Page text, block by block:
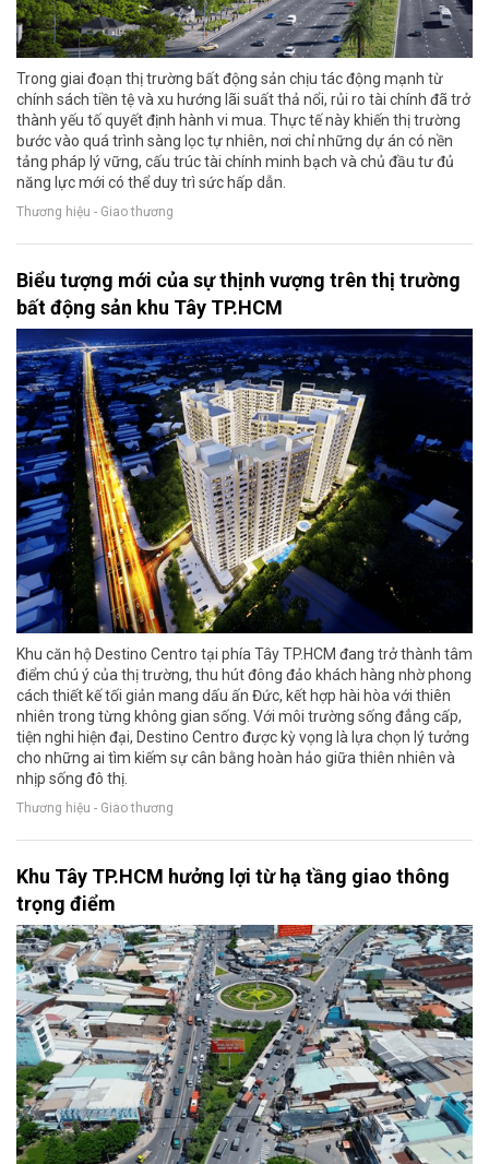
Trong giai đoạn thị trường bất động sản chịu tác động mạnh từ
chính sách tiền tệ và xu hướng lãi suất thả nổi, rủi ro tài chính đã trở
thành yếu tố quyết định hành vi mua. Thực tế này khiến thị trường
bước vào quá trình sàng lọc tự nhiên, nơi chỉ những dự án có nền
tảng pháp lý vững, cấu trúc tài chính minh bạch và chủ đầu tư đủ
năng lực mới có thể duy trì sức hấp dẫn.
Thương hiệu - Giao thương
Biểu tượng mới của sự thịnh vượng trên thị trường
bất động sản khu Tây TP.HCM
Khu căn hộ Destino Centro tại phía Tây TP.HCM đang trở thành tâm
điểm chú ý của thị trường, thu hút đông đảo khách hàng nhờ phong
cách thiết kế tối giản mang dấu ấn Đức, kết hợp hài hòa với thiên
nhiên trong từng không gian sống. Với môi trường sống đẳng cấp,
tiện nghi hiện đại, Destino Centro được kỳ vọng là lựa chọn lý tưởng
cho những ai tìm kiếm sự cân bằng hoàn hảo giữa thiên nhiên và
nhịp sống đô thị.
Thương hiệu - Giao thương
Khu Tây TP.HCM hưởng lợi từ hạ tầng giao thông
trọng điểm